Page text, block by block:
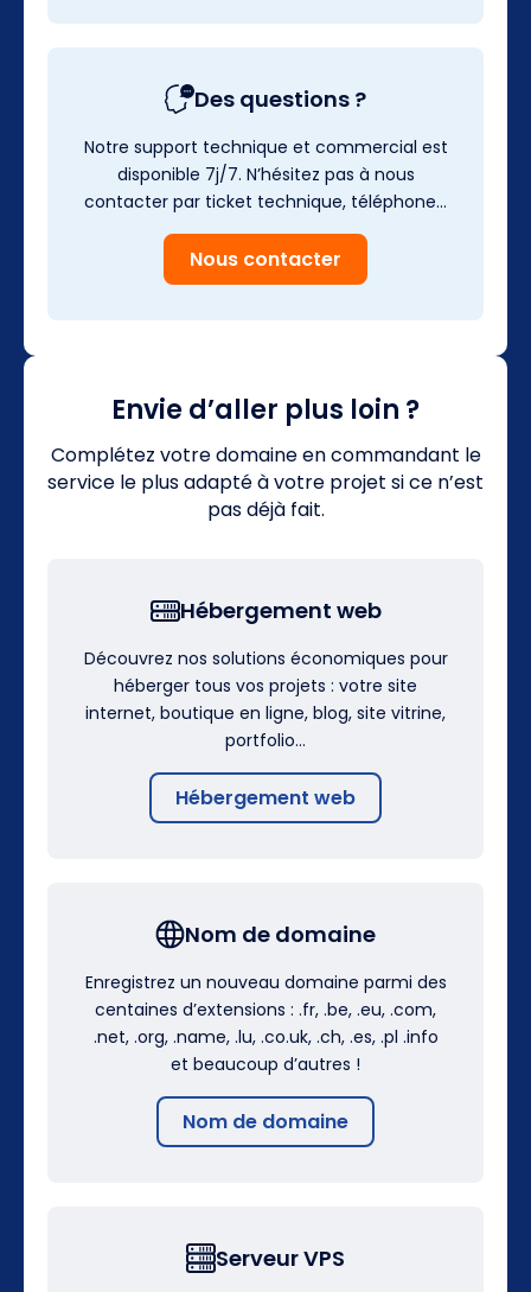
Des questions ?
Notre support technique et commercial est
disponible 7j/7. N’hésitez pas à nous
contacter par ticket technique, téléphone…
Nous contacter
Envie d’aller plus loin ?
Complétez votre domaine en commandant le
service le plus adapté à votre projet si ce n’est
pas déjà fait.
Hébergement web
Découvrez nos solutions économiques pour
héberger tous vos projets : votre site
internet, boutique en ligne, blog, site vitrine,
portfolio…
Hébergement web
Nom de domaine
Enregistrez un nouveau domaine parmi des
centaines d’extensions : .fr, .be, .eu, .com,
.net, .org, .name, .lu, .co.uk, .ch, .es, .pl .info
et beaucoup d’autres !
Nom de domaine
Serveur VPS